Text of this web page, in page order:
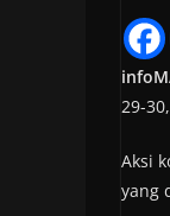
29-
Aksi
yang